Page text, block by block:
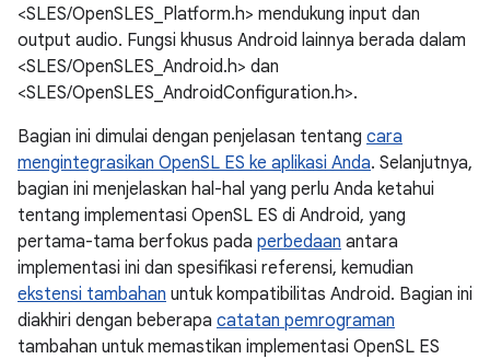
<SLES/OpenSLES_Platform.h> mendukung input dan
output audio. Fungsi khusus Android lainnya berada dalam
<SLES/OpenSLES_Android.h> dan
<SLES/OpenSLES_AndroidConfiguration.h>.
Bagian ini dimulai dengan penjelasan tentang cara
mengintegrasikan OpenSL ES ke aplikasi Anda. Selanjutnya,
bagian ini menjelaskan hal-hal yang perlu Anda ketahui
tentang implementasi OpenSL ES di Android, yang
pertama-tama berfokus pada perbedaan antara
implementasi ini dan spesifikasi referensi, kemudian
ekstensi tambahan untuk kompatibilitas Android. Bagian ini
diakhiri dengan beberapa catatan pemrograman
tambahan untuk memastikan implementasi OpenSL ES